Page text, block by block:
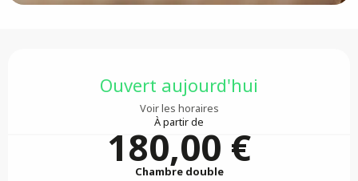
Ouvert aujourd'hui
Voir les horaires
À partir de
180,00 €
Chambre double